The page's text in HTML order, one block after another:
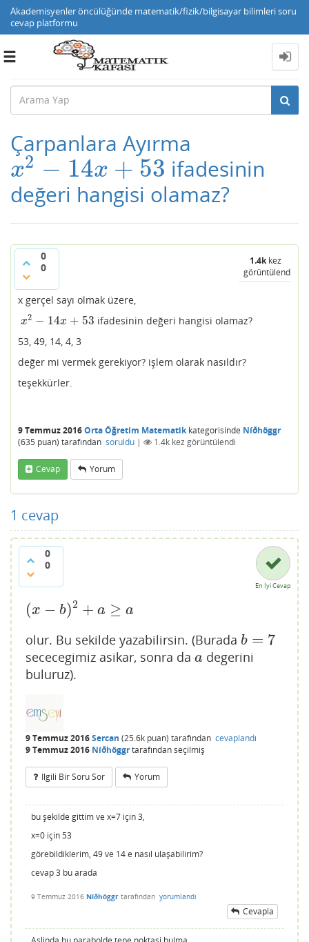
Akademisyenler öncülüğünde matematik/fizik/bilgisayar bilimleri soru
cevap platformu
Toggle
Çarpanlara Ayırma
x2 − 14x + 53
x2 −14 x+53
ifadesinin
değeri hangisi olamaz?
0
0
1.4kkez
görüntülendi
x gerçel sayı olmak üzere,
x2 − 14x + 53
x2−14 x+53
ifadesinin değeri hangisi olamaz?
53, 49, 14, 4, 3
değer mi vermek gerekiyor? işlem olarak nasıldır?
teşekkürler.
9 Temmuz 2016Orta Öğretim Matematikkategorisinde Níðhöggr
(635 puan) tarafından soruldu | 1.4k kez görüntülendi
Cevap Yorum
1 cevap
0
0
En İyi Cevap
(x − b)2 + a ≥ a
(x −b)2+a ≥a
olur. Bu sekilde yazabilirsin. (Burada b = 7
b =7
sececegimiz asikar, sonra da a
a degerini
buluruz).
9 Temmuz 2016Sercan (25.6k puan) tarafından cevaplandı
9 Temmuz 2016 Níðhöggrtarafındanseçilmiş
Ilgili Bir Soru Sor Yorum
bu şekilde gittim ve x=7 için 3,
x=0 için 53
görebildiklerim, 49 ve 14 e nasıl ulaşabilirim?
cevap 3 bu arada
9 Temmuz 2016 Níðhöggr tarafından yorumlandı
Cevapla